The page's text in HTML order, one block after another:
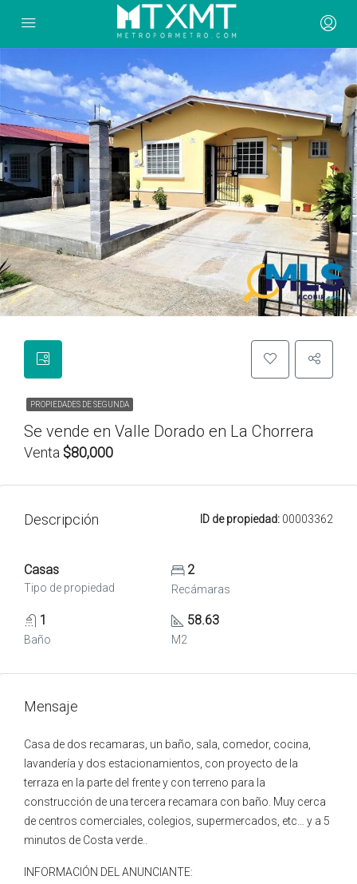
PROPIEDADES DE SEGUNDA
Se vende en Valle Dorado en La Chorrera
Venta $80,000
Descripción ID de propiedad: 00003362
Casas
Tipo de propiedad
2
Recámaras
1
Baño
58.63
M2
Mensaje
Casa de dos recamaras, un baño, sala, comedor, cocina,
lavandería y dos estacionamientos, con proyecto de la
terraza en la parte del frente y con terreno para la
construcción de una tercera recamara con baño. Muy cerca
de centros comerciales, colegios, supermercados, etc… y a 5
minutos de Costa verde..
INFORMACIÓN DEL ANUNCIANTE: